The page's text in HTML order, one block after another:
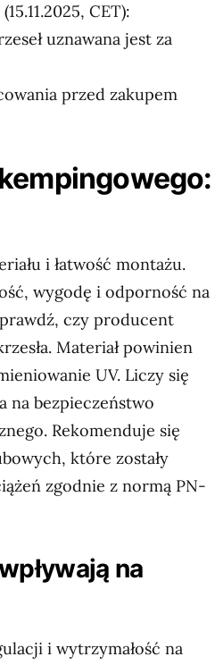
CET):
uznawana jest za
przed zakupem
i łatwość montażu.
wygodę i odporność na
czy producent
Materiał powinien
UV. Liczy się
na bezpieczeństwo
Rekomenduje się
które zostały
zgodnie z normą PN-
na
i wytrzymałość na